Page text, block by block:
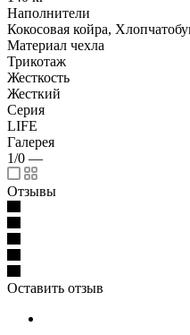
Наполнители
Кокосовая койра,
Материал чехла
Трикотаж
Жесткость
Жесткий
Серия
LIFE
Галерея
1/0 —
Отзывы
Оставить отзыв